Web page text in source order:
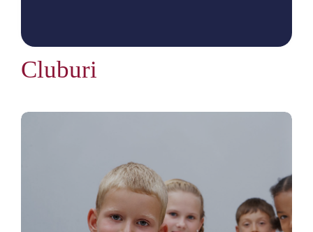
Cluburi